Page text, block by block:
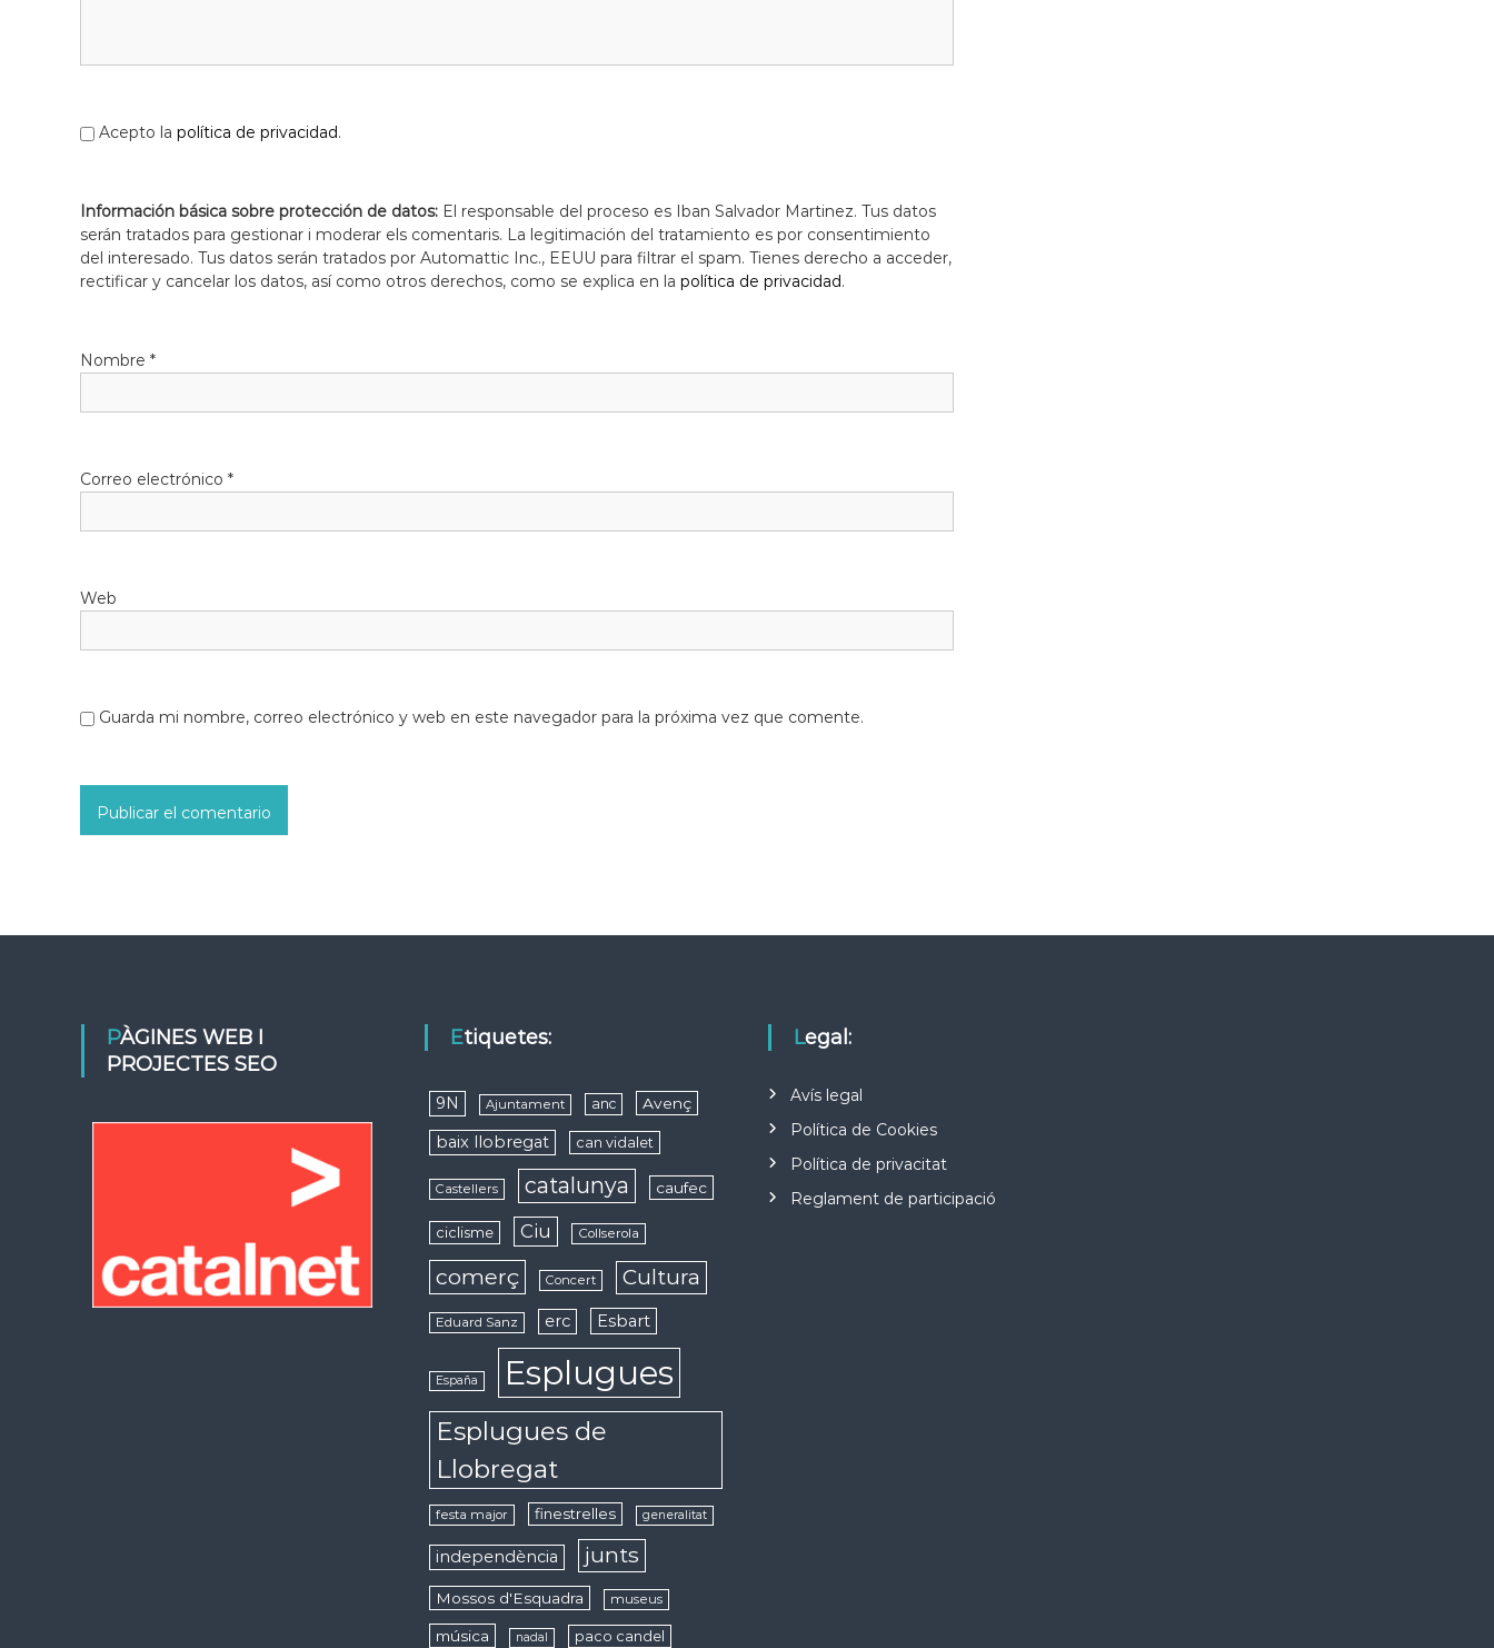
Acepto la política de privacidad.
Información básica sobre protección de datos: El responsable del proceso es Iban Salvador Martinez. Tus datos
serán tratados para gestionar i moderar els comentaris. La legitimación del tratamiento es por consentimiento
del interesado. Tus datos serán tratados por Automattic Inc., EEUU para filtrar el spam. Tienes derecho a acceder,
rectificar y cancelar los datos, así como otros derechos, como se explica en la política de privacidad.
Nombre *
Correo electrónico *
Web
Guarda mi nombre, correo electrónico y web en este navegador para la próxima vez que comente.
PÀGINES WEB I
PROJECTES SEO
Etiquetes:
9N Ajuntament anc Avenç
baix llobregat can vidalet
Castellers catalunya caufec
ciclisme Ciu Collserola
comerç Concert Cultura
Eduard Sanz erc Esbart
España Esplugues
Esplugues de
Llobregat
festa major finestrelles generalitat
independència junts
Mossos d'Esquadra museus
música nadal paco candel
Legal:
Avís legal
Política de Cookies
Política de privacitat
Reglament de participació